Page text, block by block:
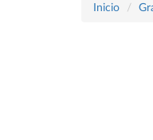
Inicio